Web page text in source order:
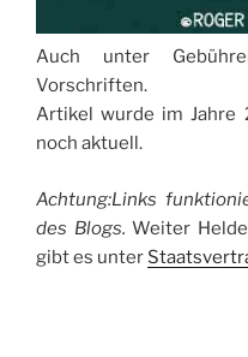
Auch unter
Vorschriften.
Artikel wurde im Jahre
noch aktuell.
Achtung:Links
des Blogs.Weiter
gibt es unter